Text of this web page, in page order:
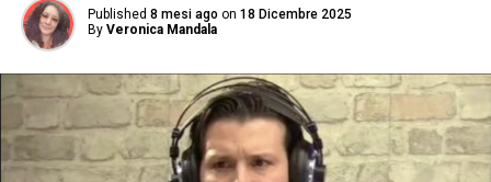
Published 8 mesi ago on 18 Dicembre 2025
By Veronica Mandala